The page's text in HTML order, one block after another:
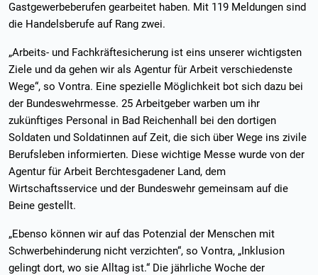
Gastgewerbeberufen gearbeitet haben. Mit 119 Meldungen sind
die Handelsberufe auf Rang zwei.
„Arbeits- und Fachkräftesicherung ist eins unserer wichtigsten
Ziele und da gehen wir als Agentur für Arbeit verschiedenste
Wege“, so Vontra. Eine spezielle Möglichkeit bot sich dazu bei
der Bundeswehrmesse. 25 Arbeitgeber warben um ihr
zukünftiges Personal in Bad Reichenhall bei den dortigen
Soldaten und Soldatinnen auf Zeit, die sich über Wege ins zivile
Berufsleben informierten. Diese wichtige Messe wurde von der
Agentur für Arbeit Berchtesgadener Land, dem
Wirtschaftsservice und der Bundeswehr gemeinsam auf die
Beine gestellt.
„Ebenso können wir auf das Potenzial der Menschen mit
Schwerbehinderung nicht verzichten“, so Vontra, „Inklusion
gelingt dort, wo sie Alltag ist.“ Die jährliche Woche der